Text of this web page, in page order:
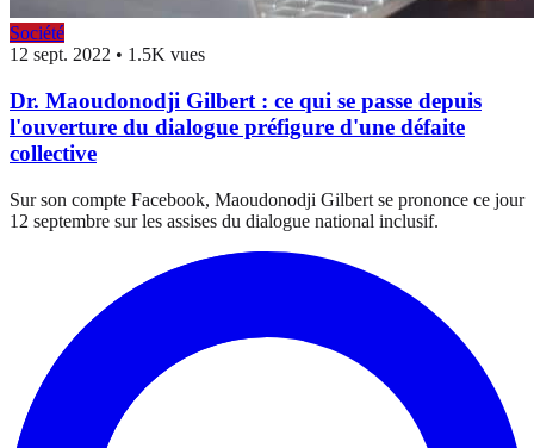
Société
12 sept. 2022 • 1.5K vues
Dr. Maoudonodji Gilbert : ce qui se passe depuis
l'ouverture du dialogue préfigure d'une défaite
collective
Sur son compte Facebook, Maoudonodji Gilbert se prononce ce jour
12 septembre sur les assises du dialogue national inclusif.